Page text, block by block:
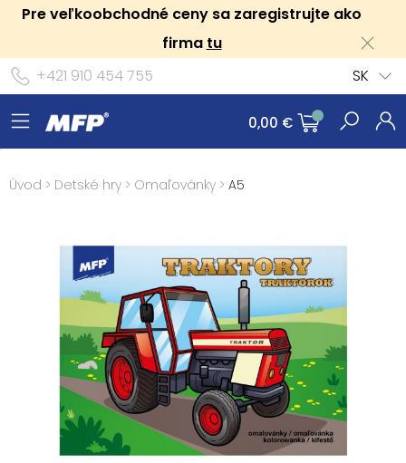
Pre veľkoobchodné ceny sa zaregistrujte ako
firma tu
+421 910 454 755
SK
0,00 €
Úvod > Detské hry > Omaľovánky > A5